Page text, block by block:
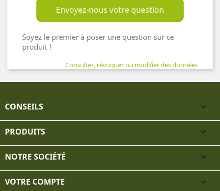
Envoyez-nous votre question
Soyez le premier à poser une question sur ce
produit !
Consulter, révoquer ou modifier des données
CONSEILS 
PRODUITS 
NOTRE SOCIÉTÉ 
VOTRE COMPTE 